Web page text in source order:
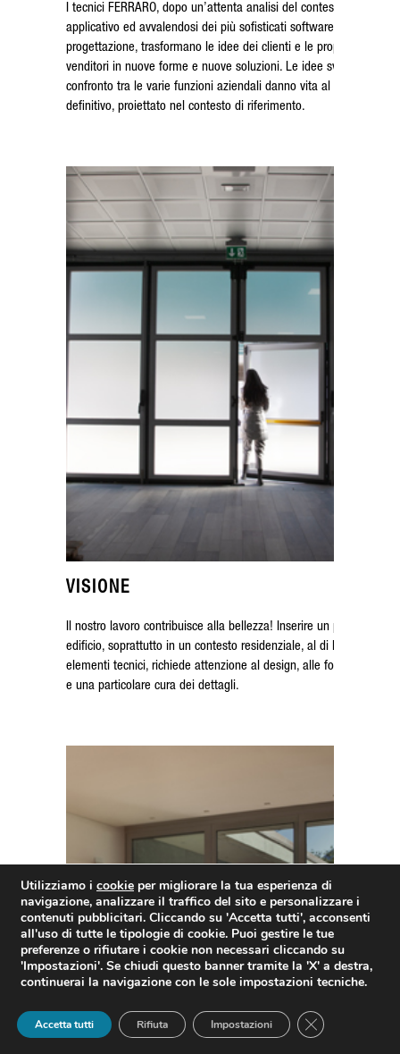
I tecnici FERRARO, dopo un’attenta analisi del contesto
applicativo ed avvalendosi dei più sofisticati software di
progettazione, trasformano le idee dei clienti e le proposte dei
venditori in nuove forme e nuove soluzioni. Le idee sviluppate dal
confronto tra le varie funzioni aziendali danno vita al progetto
definitivo, proiettato nel contesto di riferimento.
VISIONE
Il nostro lavoro contribuisce alla bellezza! Inserire un portone in un
edificio, soprattutto in un contesto residenziale, al di là degli
elementi tecnici, richiede attenzione al design, alle forme, ai colori
e una particolare cura dei dettagli.
Utilizziamo i cookie per migliorare la tua esperienza di
navigazione, analizzare il traffico del sito e personalizzare i
contenuti pubblicitari. Cliccando su 'Accetta tutti', acconsenti
all'uso di tutte le tipologie di cookie. Puoi gestire le tue
preferenze o rifiutare i cookie non necessari cliccando su
'Impostazioni'. Se chiudi questo banner tramite la 'X' a destra,
continuerai la navigazione con le sole impostazioni tecniche.
Accetta tutti Rifiuta Impostazioni Close GDPR